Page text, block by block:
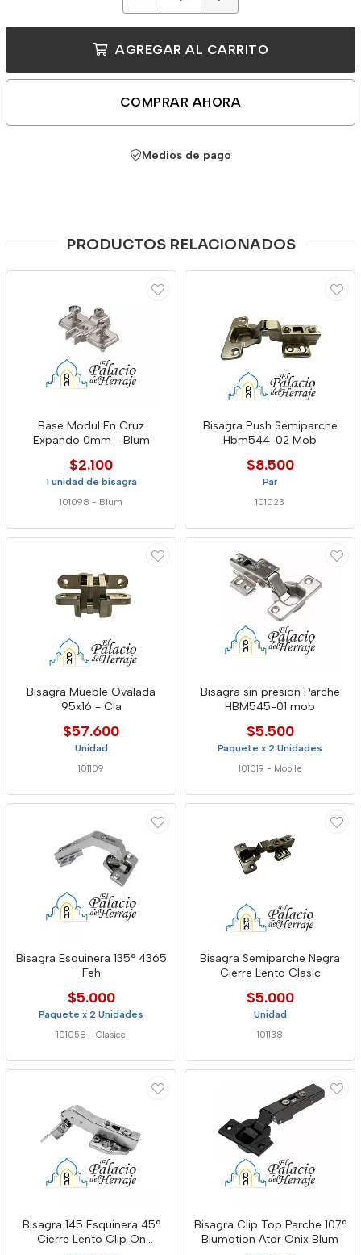
AGREGAR AL CARRITO
COMPRAR AHORA
Medios de pago
PRODUCTOS RELACIONADOS
Base Modul En Cruz
Expando 0mm - Blum
$2.100
1 unidad de bisagra
101098 - Blum
Bisagra Push Semiparche
Hbm544-02 Mob
$8.500
Par
101023
Bisagra Mueble Ovalada
95x16 - Cla
$57.600
Unidad
101109
Bisagra sin presion Parche
HBM545-01 mob
$5.500
Paquete x 2 Unidades
101019 - Mobile
Bisagra Esquinera 135° 4365
Feh
$5.000
Paquete x 2 Unidades
101058 - Clasicc
Bisagra Semiparche Negra
Cierre Lento Clasic
$5.000
Unidad
101138
Bisagra 145 Esquinera 45°
Cierre Lento Clip On
Bisagra Clip Top Parche 107°
Blumotion Ator Onix Blum